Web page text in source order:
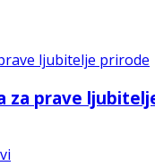
za prave